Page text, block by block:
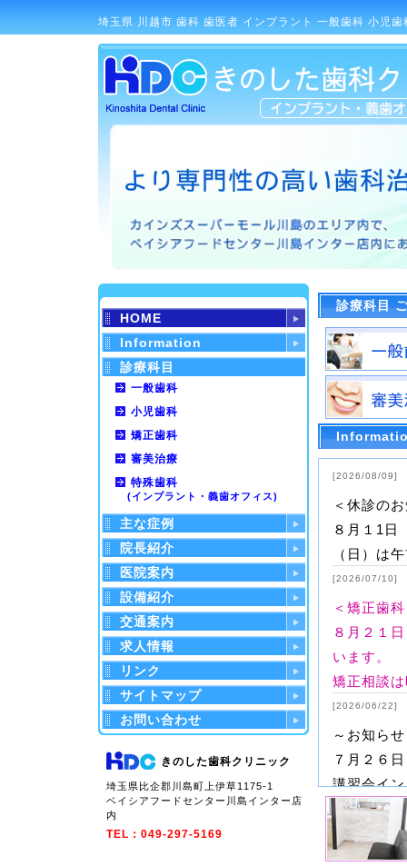
埼玉県 川越市 歯科 歯医者 インプラント 一般歯科 小児歯
HOME
Information
診療科目
一般歯科
小児歯科
矯正歯科
審美治療
特殊歯科
(インプラント・義歯オフィス)
主な症例
院長紹介
医院案内
設備紹介
交通案内
求人情報
リンク
サイトマップ
お問い合わせ
きのした歯科クリニック
埼玉県比企郡川島町上伊草1175-1
ベイシアフードセンター川島インター店
内
TEL：049-297-5169
診療科目
[2026/08/09]
＜休診の
８月１1日
（日）は
[2026/07/10]
＜矯正歯
８月２１
います。
矯正相談
[2026/06/22]
～お知ら
７月２６
講習会イ
ス）ため
７月２５
勉強会の